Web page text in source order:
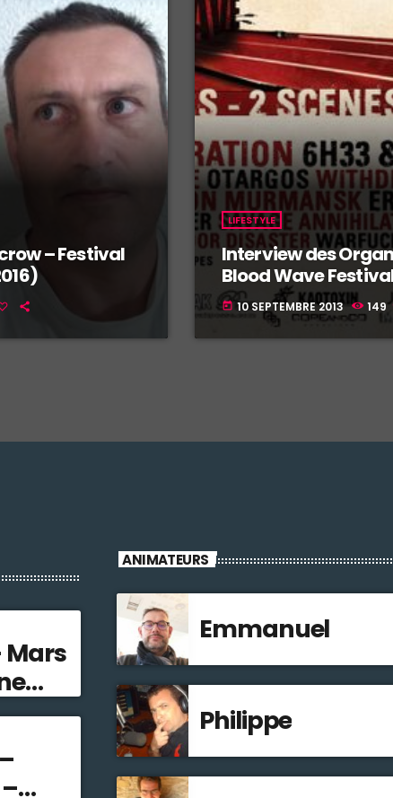
– Festival
LIFESTYLE
Interview des
Blood Wave
today 10 SEPTEMBRE 2013 149
Mars
ANIMATEURS
Emmanuel
Philippe